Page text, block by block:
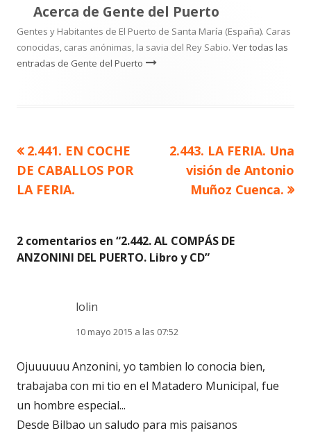
Acerca de Gente del Puerto
Gentes y Habitantes de El Puerto de Santa María (España). Caras
conocidas, caras anónimas, la savia del Rey Sabio. Ver todas las
entradas de Gente del Puerto
Navegación
de
Artículo
anterior
2.441. EN COCHE
DE CABALLOS POR
LA FERIA.
Artículo
siguiente
2.443. LA FERIA. Una
visión de Antonio
Muñoz Cuenca.
2 comentarios en “2.442. AL COMPÁS DE
ANZONINI DEL PUERTO. Libro y CD”
lolin
10 mayo 2015 a las 07:52
Ojuuuuuu Anzonini, yo tambien lo conocia bien,
trabajaba con mi tio en el Matadero Municipal, fue
un hombre especial...
Desde Bilbao un saludo para mis paisanos